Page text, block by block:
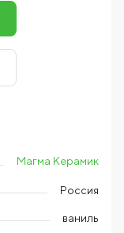
Магма Керамик
Россия
ваниль